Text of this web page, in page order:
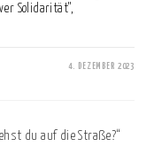
Solidarität",
4. DEZEMBER 2023